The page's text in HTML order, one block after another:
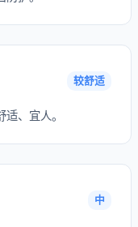
较舒适
、宜人。
中